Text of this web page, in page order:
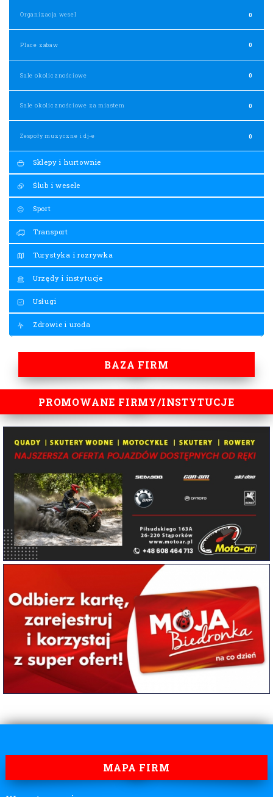
Organizacja wesel 0
Place zabaw 0
Sale okolicznościowe 0
Sale okolicznościowe za miastem 0
Zespoły muzyczne i dj-e 0
Sklepy i hurtownie
Ślub i wesele
Sport
Transport
Turystyka i rozrywka
Urzędy i instytucje
Usługi
Zdrowie i uroda
BAZA FIRM
PROMOWANE FIRMY/INSTYTUCJE
MAPA FIRM